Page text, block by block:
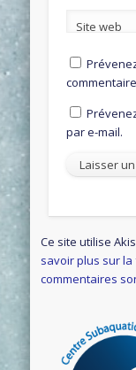
Site web
par e-mail.
Ce site utilise
savoir plus sur
commentaires